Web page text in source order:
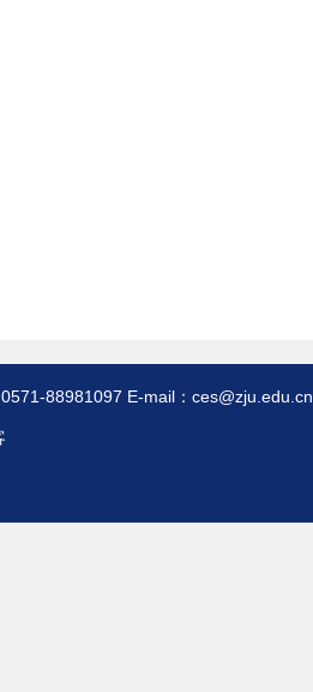
88981097 E-mail：ces@zju.edu.cn